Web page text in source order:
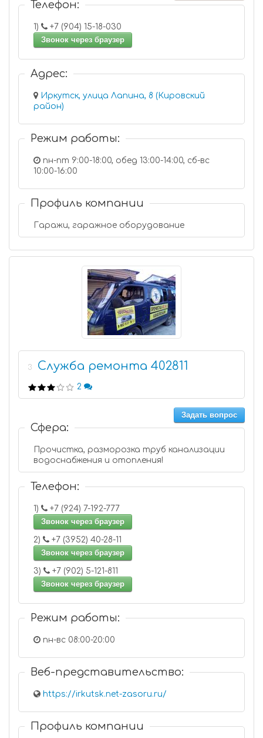
Телефон:
1)
+7 (904) 15-18-030
Звонок через браузер
Адрес:
Иркутск, улица Лапина, 8 (Кировский
район)
Режим работы:
пн-пт 9:00-18:00, обед 13:00-14:00, сб-вс
10:00-16:00
Профиль компании
Гаражи, гаражное оборудование
3 Служба ремонта 402811
2
Задать вопрос
Сфера:
Прочистка, разморозка труб канализации
водоснабжения и отопления!
Телефон:
1)
+7 (924) 7-192-777
Звонок через браузер
2)
+7 (3952) 40-28-11
Звонок через браузер
3)
+7 (902) 5-121-811
Звонок через браузер
Режим работы:
пн-вс 08:00-20:00
Веб-представительство:
https://irkutsk.net-zasoru.ru/
Профиль компании